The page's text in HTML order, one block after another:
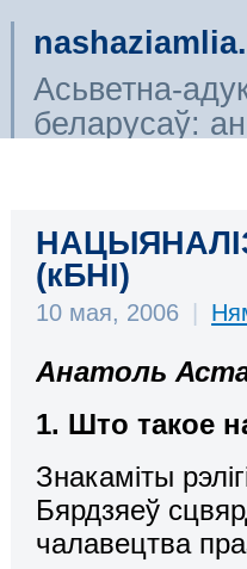
Асьветна-
беларусаў:
(кБНІ)
10 мая, 2006 |
Анатоль
1. Што такое
Знакаміты
Бярдзяеў
чалавецтва